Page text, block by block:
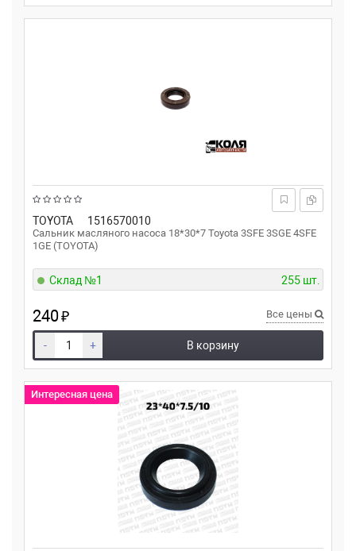
TOYOTA 1516570010
Сальник масляного насоса 18*30*7 Toyota 3SFE 3SGE 4SFE
1GE (TOYOTA)
Склад №1 255 шт.
240₽ Все цены
- + В корзину
Интересная цена